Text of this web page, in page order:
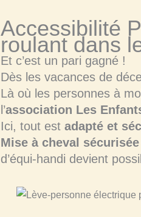
Accessibilité
roulant dans
Et c’est un pari gagné !
Dès les vacances de
Là où les personnes à
l’association Les
Ici, tout est adapté et
Mise à cheval sécurisée
d’équi-handi devient